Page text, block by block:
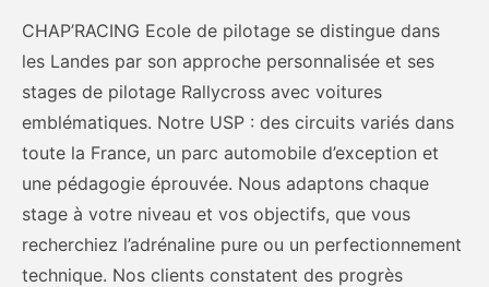
CHAP’RACING Ecole de pilotage se distingue dans
les Landes par son approche personnalisée et ses
stages de pilotage Rallycross avec voitures
emblématiques. Notre USP : des circuits variés dans
toute la France, un parc automobile d’exception et
une pédagogie éprouvée. Nous adaptons chaque
stage à votre niveau et vos objectifs, que vous
recherchiez l’adrénaline pure ou un perfectionnement
technique. Nos clients constatent des progrès